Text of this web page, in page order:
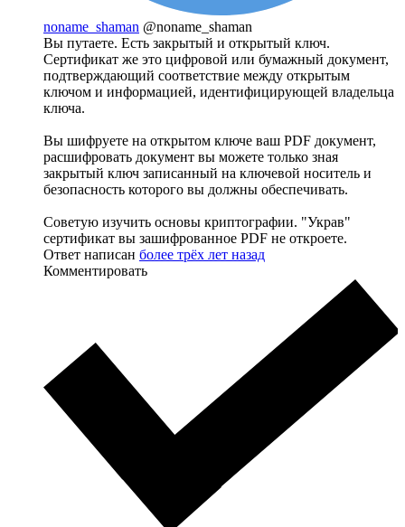
noname_shaman @noname_shaman
Вы путаете. Есть закрытый и открытый ключ.
Сертификат же это цифровой или бумажный документ,
подтверждающий соответствие между открытым
ключом и информацией, идентифицирующей владельца
ключа.
Вы шифруете на открытом ключе ваш PDF документ,
расшифровать документ вы можете только зная
закрытый ключ записанный на ключевой носитель и
безопасность которого вы должны обеспечивать.
Советую изучить основы криптографии. "Украв"
сертификат вы зашифрованное PDF не откроете.
Ответ написан более трёх лет назад
Комментировать